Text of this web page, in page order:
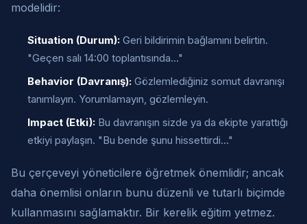
modelidir:
Situation (Durum): Geri bildirimin bağlamını belirtin.
"Geçen salı 14:00 toplantısında…"
Behavior (Davranış): Gözlemlediğiniz somut davranışı
tanımlayın. Yorumlamayın, gözlemleyin.
Impact (Etki): Bu davranışın sizde ya da ekipte yarattığı
etkiyi paylaşın. "Bu bende şunu hissettirdi…"
Bu çerçeveyi yöneticilere öğretmek önemlidir; ancak
daha önemlisi onların bunu düzenli ve tutarlı biçimde
kullanmasını sağlamaktır. Bir kerelik eğitim yetmez.